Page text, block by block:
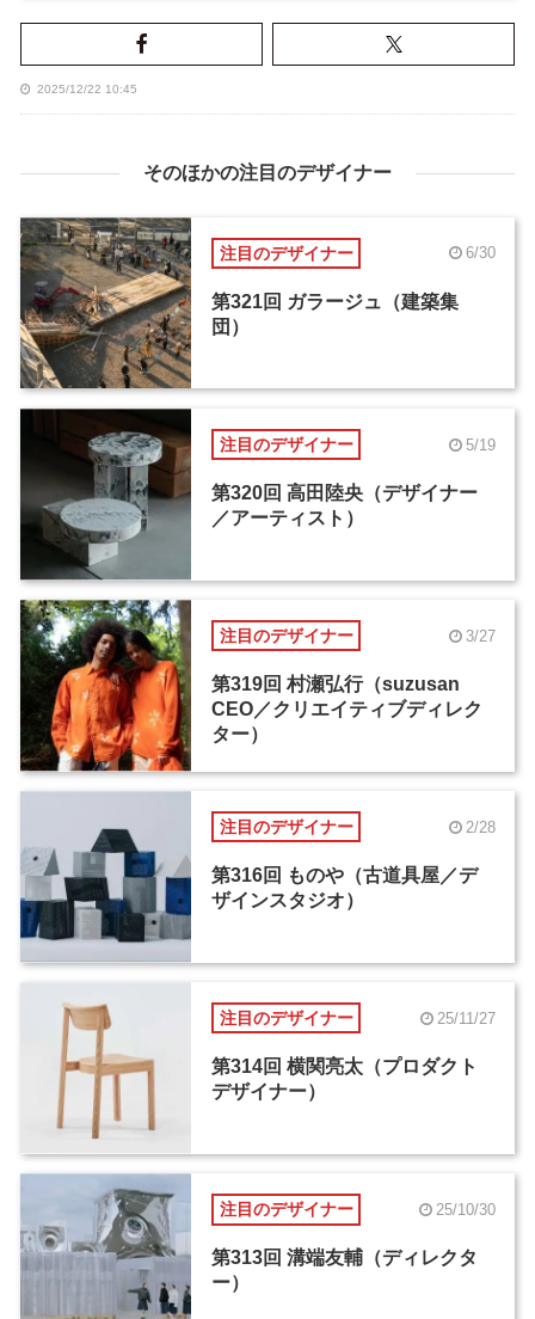
2025/12/22 10:45
そのほかの注目のデザイナー
注目のデザイナー 6/30
第321回 ガラージュ（建築集
団）
注目のデザイナー 5/19
第320回 高田陸央（デザイナー
／アーティスト）
注目のデザイナー 3/27
第319回 村瀬弘行（suzusan
CEO／クリエイティブディレク
ター）
注目のデザイナー 2/28
第316回 ものや（古道具屋／デ
ザインスタジオ）
注目のデザイナー 25/11/27
第314回 横関亮太（プロダクト
デザイナー）
注目のデザイナー 25/10/30
第313回 溝端友輔（ディレクタ
ー）